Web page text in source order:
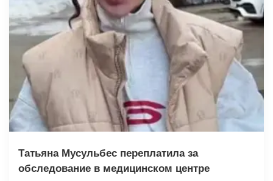
Татьяна Мусульбес переплатила за
обследование в медицинском центре